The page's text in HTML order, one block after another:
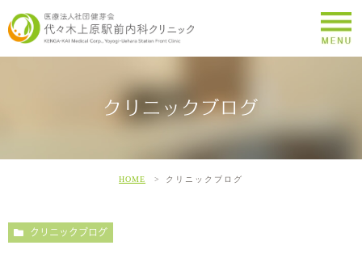
クリニックブログ
HOME クリニックブログ
クリニックブログ